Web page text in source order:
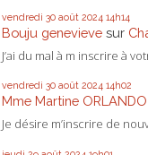
vendredi 30 août 2024 14h14
Bouju genevieve sur
J’ai du mal à m inscrire à
vendredi 30 août 2024 14h02
Mme Martine ORLANDO
Je désire m’inscrire de